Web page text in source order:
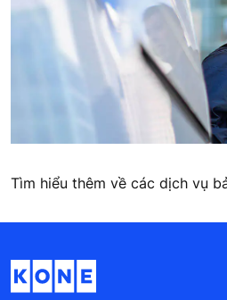
Tìm hiểu thêm về các dịch vụ